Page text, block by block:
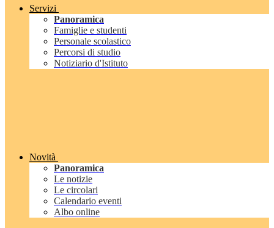
Servizi
Panoramica
Famiglie e studenti
Personale scolastico
Percorsi di studio
Notiziario d'Istituto
Novità
Panoramica
Le notizie
Le circolari
Calendario eventi
Albo online